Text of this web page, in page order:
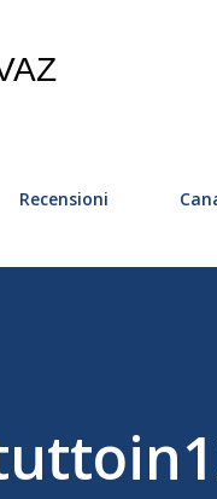
Recensioni